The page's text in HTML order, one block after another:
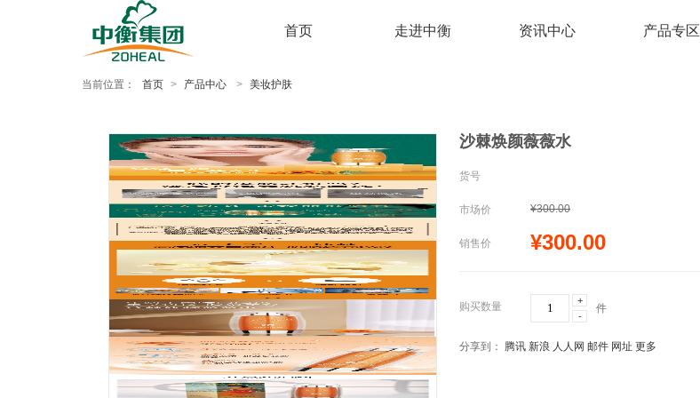
首页 走进中衡 资讯中心 产品专区
当前位置： 首页 > 产品中心 > 美妆护肤
沙棘焕颜薇薇水
货号
市场价 ¥300.00
销售价 ¥300.00
购买数量
+
-
件
分享到： 腾讯 新浪 人人网 邮件 网址 更多